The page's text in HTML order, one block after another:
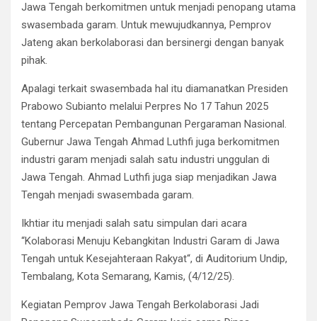
Jawa Tengah berkomitmen untuk menjadi penopang utama
swasembada garam. Untuk mewujudkannya, Pemprov
Jateng akan berkolaborasi dan bersinergi dengan banyak
pihak.
Apalagi terkait swasembada hal itu diamanatkan Presiden
Prabowo Subianto melalui Perpres No 17 Tahun 2025
tentang Percepatan Pembangunan Pergaraman Nasional.
Gubernur Jawa Tengah Ahmad Luthfi juga berkomitmen
industri garam menjadi salah satu industri unggulan di
Jawa Tengah. Ahmad Luthfi juga siap menjadikan Jawa
Tengah menjadi swasembada garam.
Ikhtiar itu menjadi salah satu simpulan dari acara
“Kolaborasi Menuju Kebangkitan Industri Garam di Jawa
Tengah untuk Kesejahteraan Rakyat“, di Auditorium Undip,
Tembalang, Kota Semarang, Kamis, (4/12/25).
Kegiatan Pemprov Jawa Tengah Berkolaborasi Jadi